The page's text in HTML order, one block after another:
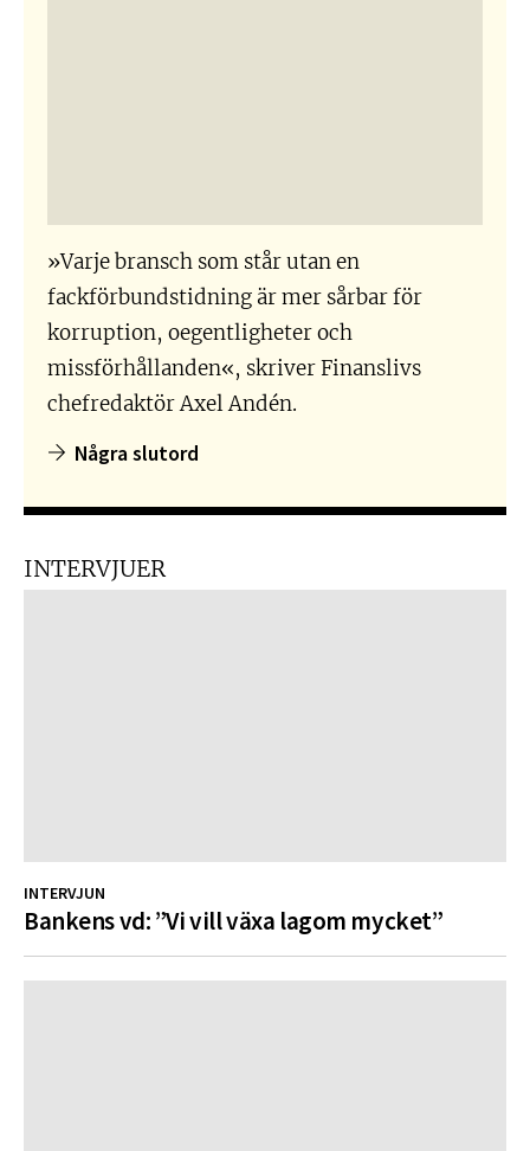
»Varje bransch som står utan en
fackförbundstidning är mer sårbar för
korruption, oegentligheter och
missförhållanden«, skriver Finanslivs
chefredaktör Axel Andén.
Några slutord
INTERVJUER
INTERVJUN
Bankens vd: ”Vi vill växa lagom mycket”